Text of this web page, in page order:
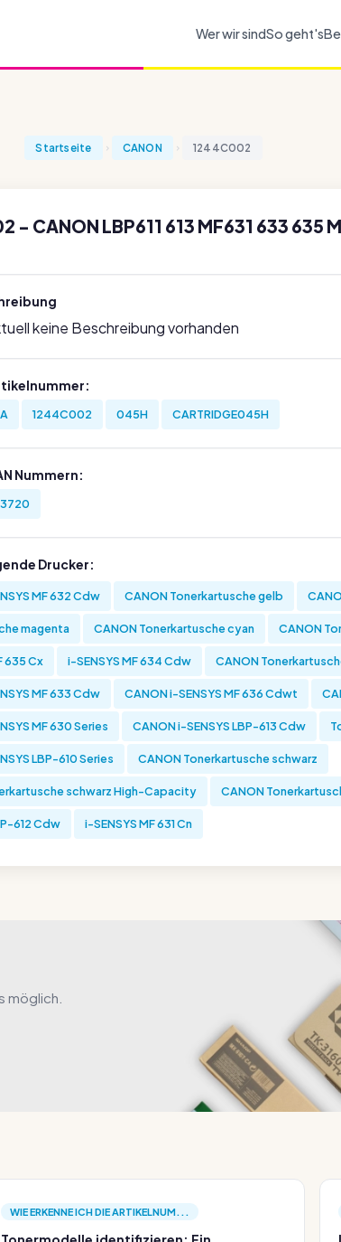
Wer wir sindSo geht's
Startseite CANON 1244C002
- CANON LBP611 613 MF631 633 635
keine Beschreibung vorhanden
1244C002 045H CARTRIDGE045H
Nummern:
Drucker:
MF 632 Cdw CANON Tonerkartusche gelb
magenta CANON Tonerkartusche cyan CANON
635 Cx i-SENSYS MF 634 Cdw CANON
MF 633 Cdw CANON i-SENSYS MF 636 Cdwt
MF 630 Series CANON i-SENSYS LBP-613 Cdw
LBP-610 Series CANON Tonerkartusche schwarz
schwarz High-Capacity CANON
612 Cdw i-SENSYS MF 631 Cn
möglich.
WIE ERKENNE ICH DIE ARTIKELNUM...